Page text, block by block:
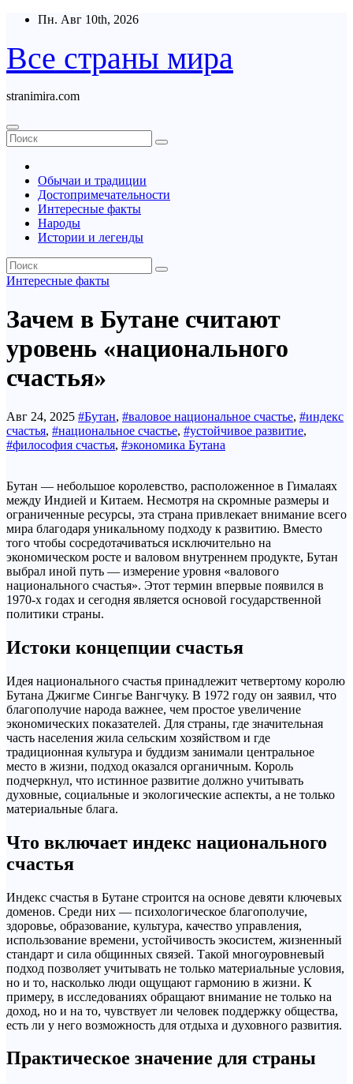
Перейти
содержимому
Пн. Авг 10th, 2026
Все страны мира
stranimira.com
Обычаи и традиции
Достопримечательности
Интересные факты
Народы
Истории и легенды
Интересные факты
Зачем в Бутане считают
уровень «национального
счастья»
Авг 24, 2025 #Бутан, #валовое национальное счастье, #индекс
счастья, #национальное счастье, #устойчивое развитие,
#философия счастья, #экономика Бутана
Бутан — небольшое королевство, расположенное в Гималаях
между Индией и Китаем. Несмотря на скромные размеры и
ограниченные ресурсы, эта страна привлекает внимание всего
мира благодаря уникальному подходу к развитию. Вместо
того чтобы сосредотачиваться исключительно на
экономическом росте и валовом внутреннем продукте, Бутан
выбрал иной путь — измерение уровня «валового
национального счастья». Этот термин впервые появился в
1970-х годах и сегодня является основой государственной
политики страны.
Истоки концепции счастья
Идея национального счастья принадлежит четвертому королю
Бутана Джигме Сингье Вангчуку. В 1972 году он заявил, что
благополучие народа важнее, чем простое увеличение
экономических показателей. Для страны, где значительная
часть населения жила сельским хозяйством и где
традиционная культура и буддизм занимали центральное
место в жизни, подход оказался органичным. Король
подчеркнул, что истинное развитие должно учитывать
духовные, социальные и экологические аспекты, а не только
материальные блага.
Что включает индекс национального
счастья
Индекс счастья в Бутане строится на основе девяти ключевых
доменов. Среди них — психологическое благополучие,
здоровье, образование, культура, качество управления,
использование времени, устойчивость экосистем, жизненный
стандарт и сила общинных связей. Такой многоуровневый
подход позволяет учитывать не только материальные условия,
но и то, насколько люди ощущают гармонию в жизни. К
примеру, в исследованиях обращают внимание не только на
доход, но и на то, чувствует ли человек поддержку общества,
есть ли у него возможность для отдыха и духовного развития.
Практическое значение для страны